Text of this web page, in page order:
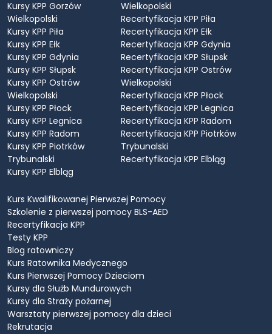
Kursy KPP Gorzów
Wielkopolski
Kursy KPP Piła
Kursy KPP Ełk
Kursy KPP Gdynia
Kursy KPP Słupsk
Kursy KPP Ostrów
Wielkopolski
Kursy KPP Płock
Kursy KPP Legnica
Kursy KPP Radom
Kursy KPP Piotrków
Trybunalski
Kursy KPP Elbląg
Wielkopolski
Recertyfikacja KPP Piła
Recertyfikacja KPP Ełk
Recertyfikacja KPP Gdynia
Recertyfikacja KPP Słupsk
Recertyfikacja KPP Ostrów
Wielkopolski
Recertyfikacja KPP Płock
Recertyfikacja KPP Legnica
Recertyfikacja KPP Radom
Recertyfikacja KPP Piotrków
Trybunalski
Recertyfikacja KPP Elbląg
Kurs Kwalifikowanej Pierwszej Pomocy
Szkolenie z pierwszej pomocy BLS-AED
Recertyfikacja KPP
Testy KPP
Blog ratowniczy
Kurs Ratownika Medycznego
Kurs Pierwszej Pomocy Dzieciom
Kursy dla Służb Mundurowych
Kursy dla Straży pożarnej
Warsztaty pierwszej pomocy dla dzieci
Rekrutacja